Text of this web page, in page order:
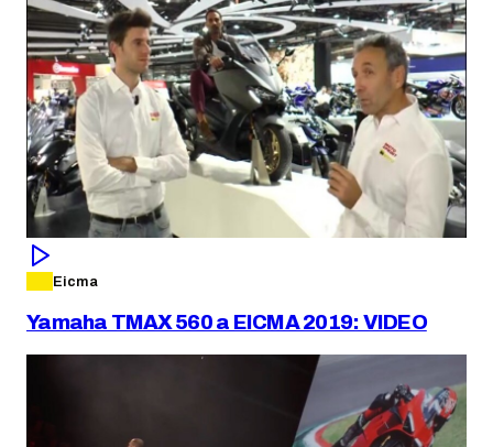
Eicma
Yamaha TMAX 560 a EICMA 2019: VIDEO